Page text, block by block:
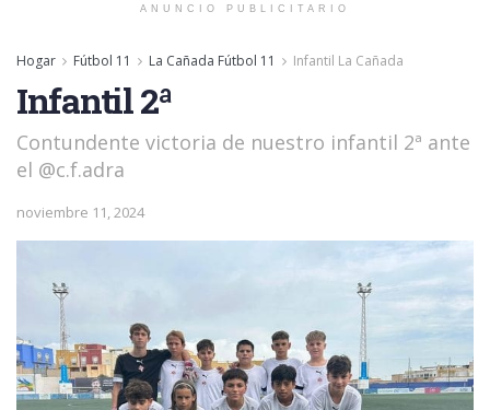
ANUNCIO PUBLICITARIO
Hogar Fútbol 11 La Cañada Fútbol 11 Infantil La Cañada
Infantil 2ª
Contundente victoria de nuestro infantil 2ª ante
el @c.f.adra
noviembre 11, 2024